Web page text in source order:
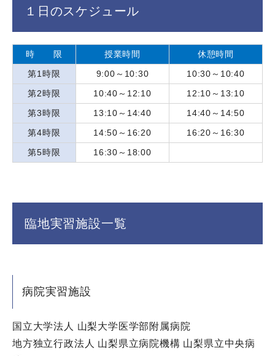
１日のスケジュール
時 限 授業時間
休憩時間
第1時限
9:00～10:30
10:30～10:40
第2時限
10:40～12:10
12:10～13:10
第3時限
13:10～14:40
14:40～14:50
第4時限
14:50～16:20
16:20～16:30
第5時限
16:30～18:00
臨地実習施設一覧
病院実習施設
国立大学法人 山梨大学医学部附属病院
地方独立行政法人 山梨県立病院機構 山梨県立中央病